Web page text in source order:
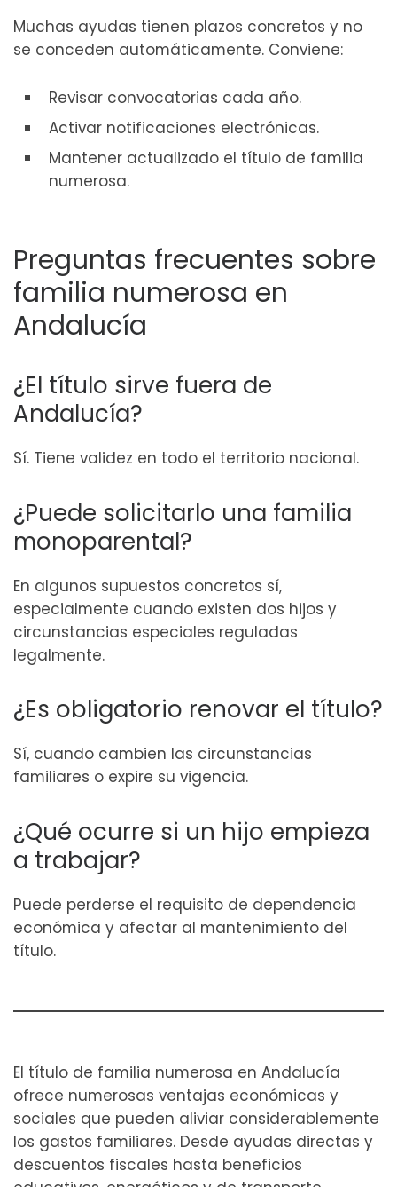
Muchas ayudas tienen plazos concretos y no
se conceden automáticamente. Conviene:
Revisar convocatorias cada año.
Activar notificaciones electrónicas.
Mantener actualizado el título de familia
numerosa.
Preguntas frecuentes sobre
familia numerosa en
Andalucía
¿El título sirve fuera de
Andalucía?
Sí. Tiene validez en todo el territorio nacional.
¿Puede solicitarlo una familia
monoparental?
En algunos supuestos concretos sí,
especialmente cuando existen dos hijos y
circunstancias especiales reguladas
legalmente.
¿Es obligatorio renovar el título?
Sí, cuando cambien las circunstancias
familiares o expire su vigencia.
¿Qué ocurre si un hijo empieza
a trabajar?
Puede perderse el requisito de dependencia
económica y afectar al mantenimiento del
título.
El título de familia numerosa en Andalucía
ofrece numerosas ventajas económicas y
sociales que pueden aliviar considerablemente
los gastos familiares. Desde ayudas directas y
descuentos fiscales hasta beneficios